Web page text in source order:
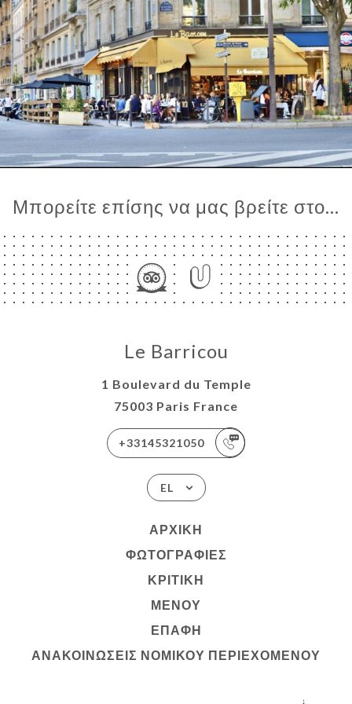
Μπορείτε επίσης να μας βρείτε στο...
Le Barricou
1 Boulevard du Temple
75003 Paris France
+33145321050
EL
ΑΡΧΙΚΉ
ΦΩΤΟΓΡΑΦΊΕΣ
ΚΡΙΤΙΚΉ
ΜΕΝΟΎ
ΕΠΑΦΉ
ΑΝΑΚΟΙΝΏΣΕΙΣ ΝΟΜΙΚΟΎ ΠΕΡΙΕΧΟΜΈΝΟΥ